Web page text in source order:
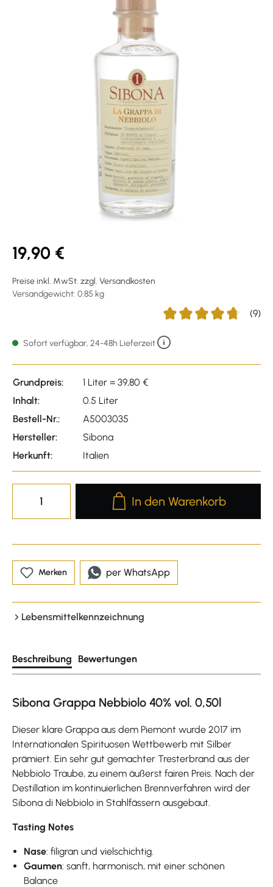
19,90 €
Preise inkl. MwSt. zzgl. Versandkosten
Versandgewicht: 0.85 kg
(9)
Sofort verfügbar, 24-48h Lieferzeit
Grundpreis:
1 Liter = 39,80 €
Inhalt:
0.5 Liter
Bestell-Nr.:
A5003035
Hersteller:
Sibona
Herkunft:
Italien
Produkt Anzahl: Gib den
In den Warenkorb
Merken per WhatsApp
Lebensmittelkennzeichnung
Beschreibung Bewertungen
Sibona Grappa Nebbiolo 40% vol. 0,50l
Dieser klare Grappa aus dem Piemont wurde 2017 im
Internationalen Spirituosen Wettbewerb mit Silber
prämiert. Ein sehr gut gemachter Tresterbrand aus der
Nebbiolo Traube, zu einem äußerst fairen Preis. Nach der
Destillation im kontinuierlichen Brennverfahren wird der
Sibona di Nebbiolo in Stahlfässern ausgebaut.
Tasting Notes
Nase: filigran und vielschichtig.
Gaumen: sanft, harmonisch, mit einer schönen
Balance